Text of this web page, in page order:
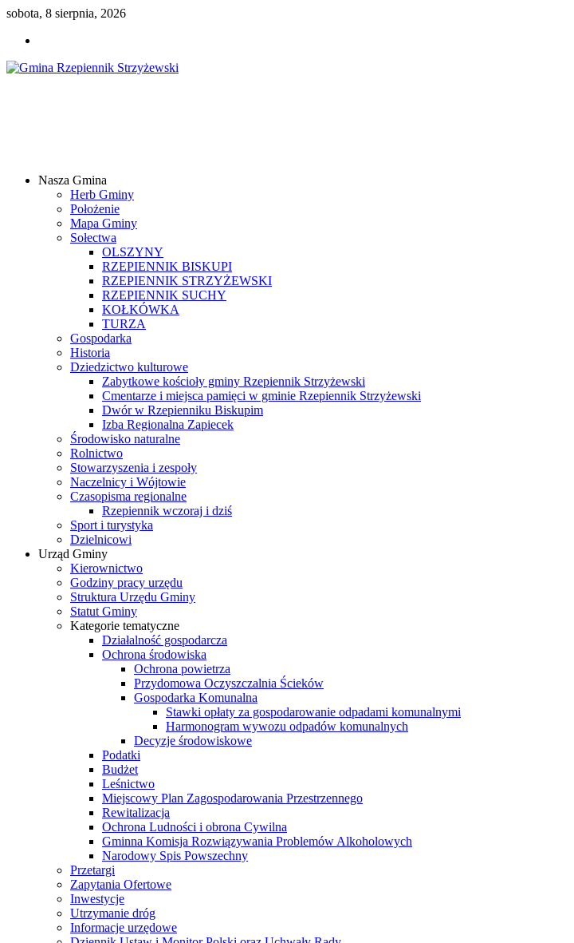
sobota, 8 sierpnia, 2026
Samorządowy
Internetowy
Nasza Gmina
Herb Gminy
Położenie
Mapa Gminy
Sołectwa
OLSZYNY
RZEPIENNIK BISKUPI
RZEPIENNIK STRZYŻEWSKI
RZEPIENNIK SUCHY
KOŁKÓWKA
TURZA
Gospodarka
Historia
Dziedzictwo kulturowe
Zabytkowe kościoły gminy Rzepiennik Strzyżewski
Cmentarze i miejsca pamięci w gminie Rzepiennik Strzyżewski
Dwór w Rzepienniku Biskupim
Izba Regionalna Zapiecek
Środowisko naturalne
Rolnictwo
Stowarzyszenia i zespoły
Naczelnicy i Wójtowie
Czasopisma regionalne
Rzepiennik wczoraj i dziś
Sport i turystyka
Dzielnicowi
Urząd Gminy
Kierownictwo
Godziny pracy urzędu
Struktura Urzędu Gminy
Statut Gminy
Kategorie tematyczne
Działalność gospodarcza
Ochrona środowiska
Ochrona powietrza
Przydomowa Oczyszczalnia Ścieków
Gospodarka Komunalna
Stawki opłaty za gospodarowanie odpadami komunalnymi
Harmonogram wywozu odpadów komunalnych
Decyzje środowiskowe
Podatki
Budżet
Leśnictwo
Miejscowy Plan Zagospodarowania Przestrzennego
Rewitalizacja
Ochrona Ludności i obrona Cywilna
Gminna Komisja Rozwiązywania Problemów Alkoholowych
Narodowy Spis Powszechny
Przetargi
Zapytania Ofertowe
Inwestycje
Utrzymanie dróg
Informacje urzędowe